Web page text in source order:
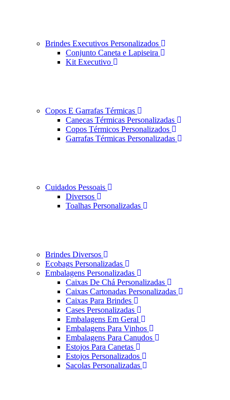
Brindes Executivos Personalizados
Conjunto Caneta e Lapiseira
Kit Executivo
Copos E Garrafas Térmicas
Canecas Térmicas Personalizadas
Copos Térmicos Personalizados
Garrafas Térmicas Personalizadas
Cuidados Pessoais
Diversos
Toalhas Personalizadas
Brindes Diversos
Ecobags Personalizadas
Embalagens Personalizadas
Caixas De Chá Personalizadas
Caixas Cartonadas Personalizadas
Caixas Para Brindes
Cases Personalizadas
Embalagens Em Geral
Embalagens Para Vinhos
Embalagens Para Canudos
Estojos Para Canetas
Estojos Personalizados
Sacolas Personalizadas